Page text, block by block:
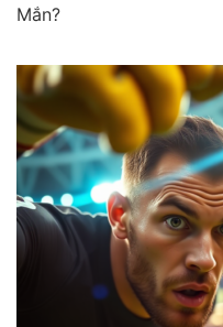
Mắn?